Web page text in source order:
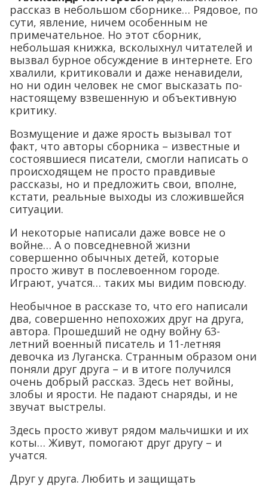
рассказ в небольшом сборнике… Рядовое, по
сути, явление, ничем особенным не
примечательное. Но этот сборник,
небольшая книжка, всколыхнул читателей и
вызвал бурное обсуждение в интернете. Его
хвалили, критиковали и даже ненавидели,
но ни один человек не смог высказать по-
настоящему взвешенную и объективную
критику.
Возмущение и даже ярость вызывал тот
факт, что авторы сборника – известные и
состоявшиеся писатели, смогли написать о
происходящем не просто правдивые
рассказы, но и предложить свои, вполне,
кстати, реальные выходы из сложившейся
ситуации.
И некоторые написали даже вовсе не о
войне… А о повседневной жизни
совершенно обычных детей, которые
просто живут в послевоенном городе.
Играют, учатся… таких мы видим повсюду.
Необычное в рассказе то, что его написали
два, совершенно непохожих друг на друга,
автора. Прошедший не одну войну 63-
летний военный писатель и 11-летняя
девочка из Луганска. Странным образом они
поняли друг друга – и в итоге получился
очень добрый рассказ. Здесь нет войны,
злобы и ярости. Не падают снаряды, и не
звучат выстрелы.
Здесь просто живут рядом мальчишки и их
коты… Живут, помогают друг другу – и
учатся.
Друг у друга. Любить и защищать